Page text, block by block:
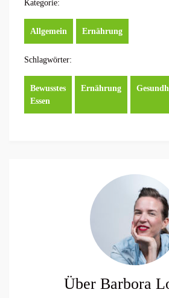
Kategorie:
Allgemein Ernährung
Schlagwörter:
Bewusstes
Essen
Ernährung
Über Barbora